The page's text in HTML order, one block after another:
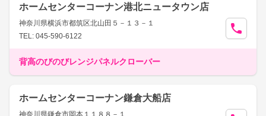
ホームセンターコーナン港北ニュータウン店
神奈川県横浜市都筑区北山田５－１３－１
TEL: 045-590-6122
背高のびのびレンジパネルクローバー
ホームセンターコーナン鎌倉大船店
神奈川県鎌倉市岡本１１８８－１